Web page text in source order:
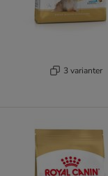
3 varianter